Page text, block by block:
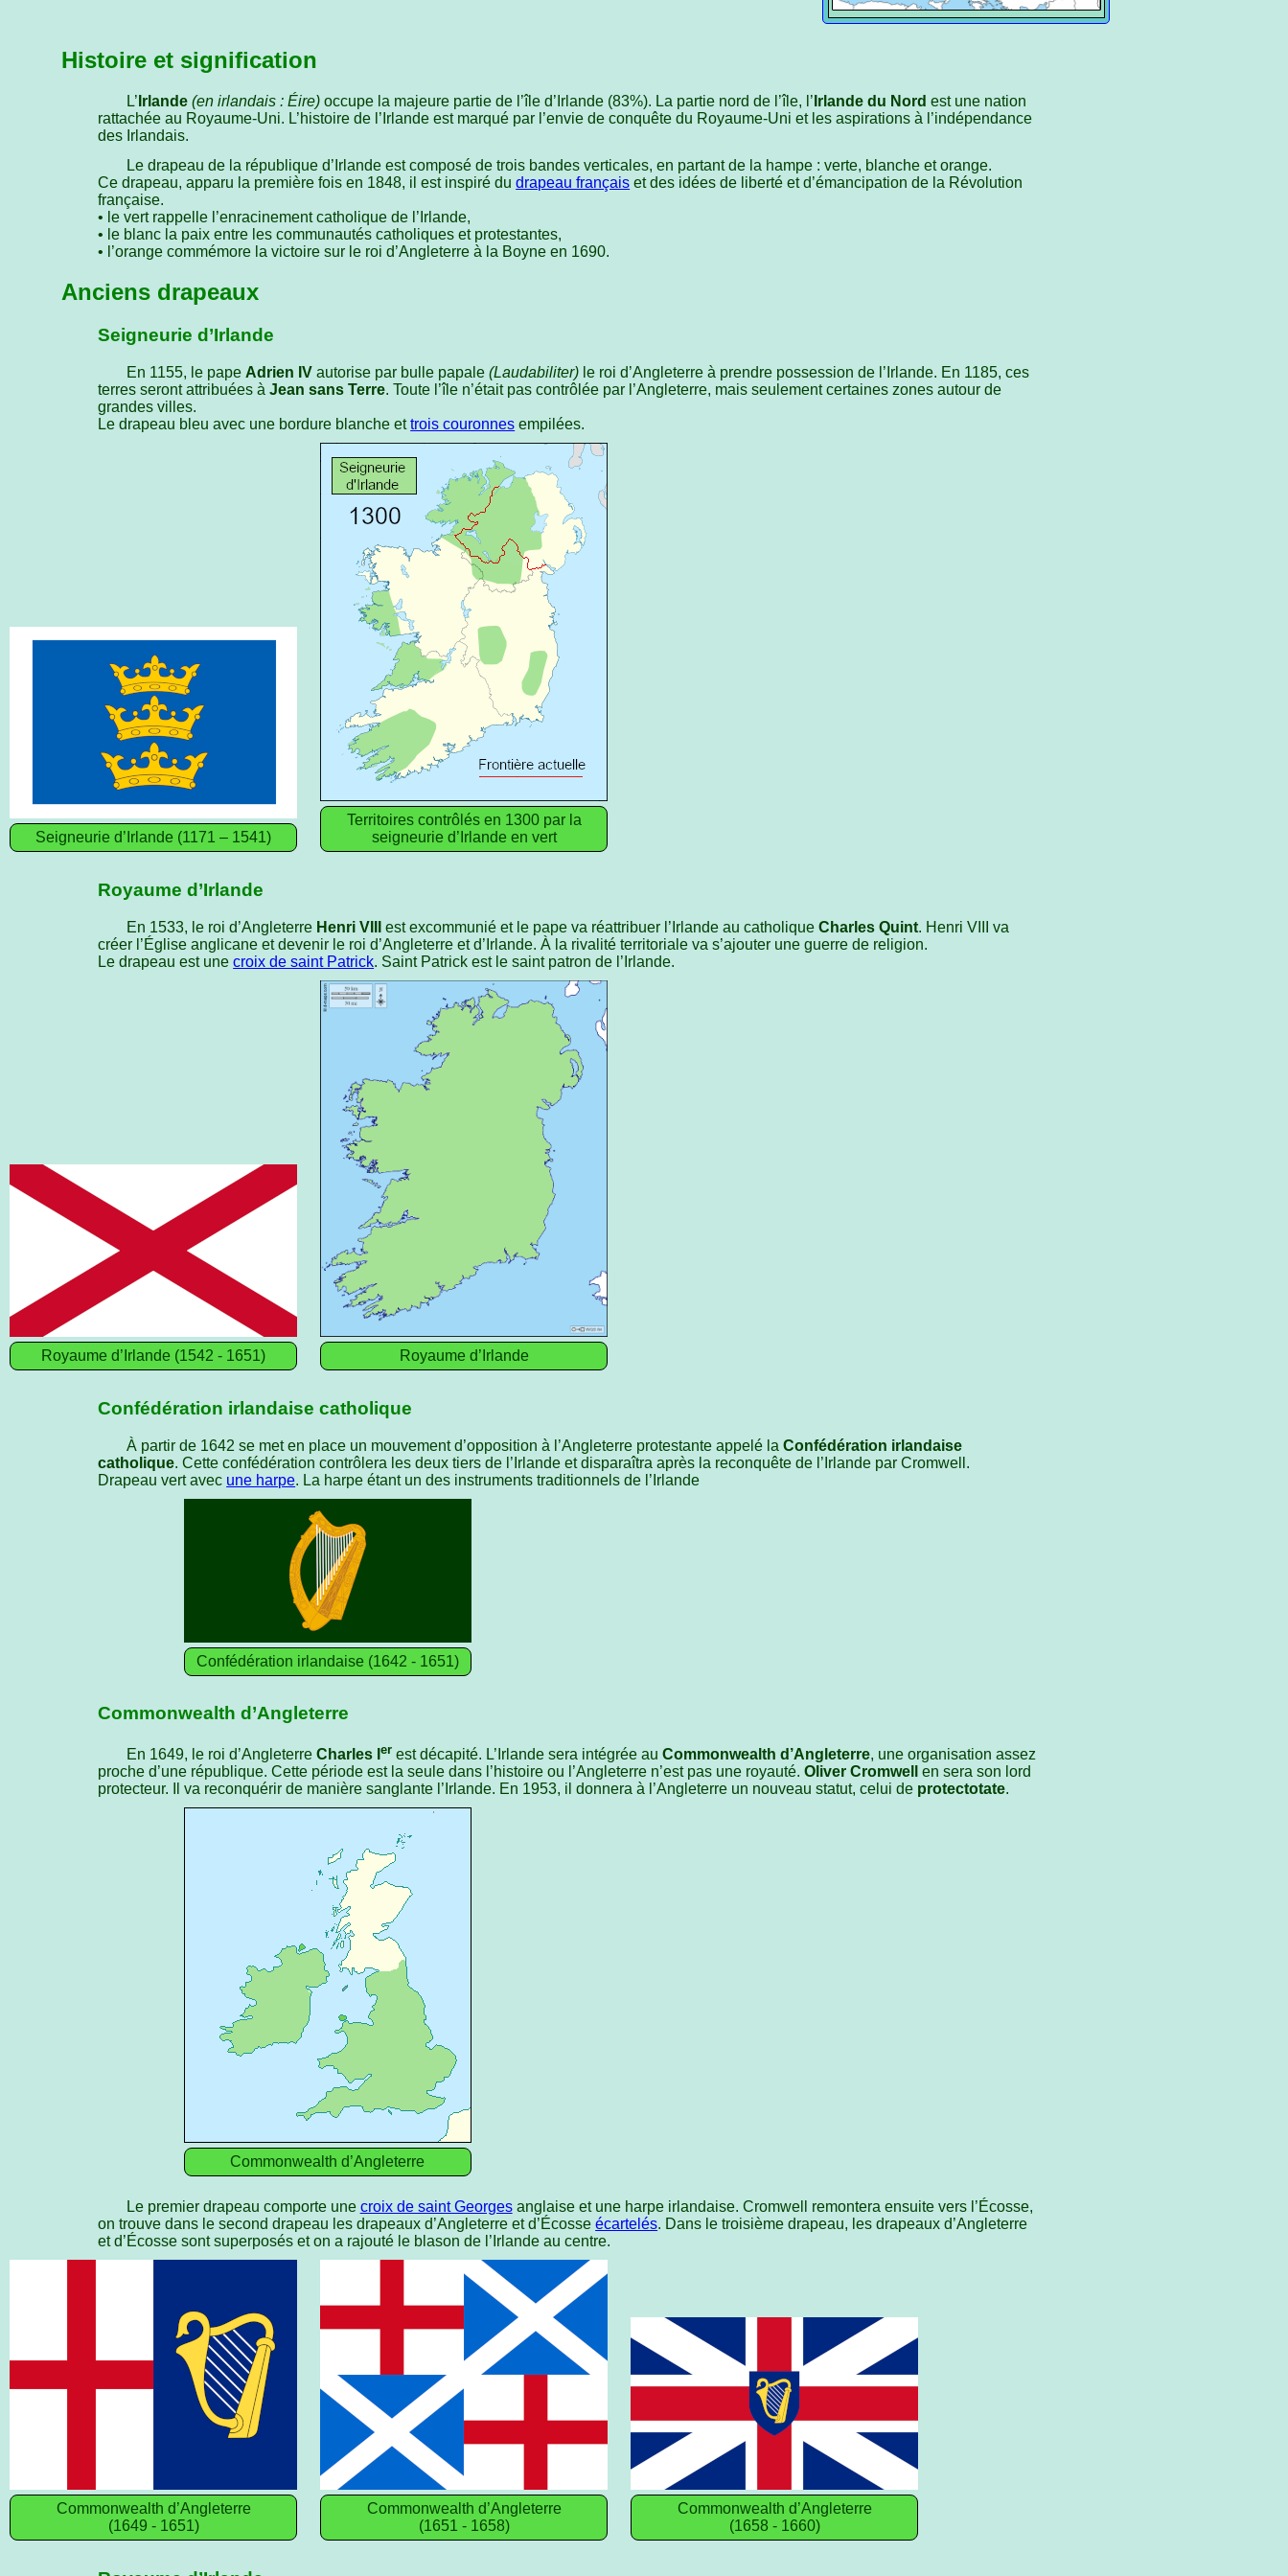
Histoire et signification
L’ Irlande (en irlandais : Éire)occupe la majeure partie de l’île d’Irlande (83%). La partie nord de l’île, l’ Irlande du Nord est une nation
rattachée au Royaume-Uni. L’histoire de l’Irlande est marqué par l’envie de conquête du Royaume-Uni et les aspirations à l’indépendance
des Irlandais.
Le drapeau de la république d’Irlande est composé de trois bandes verticales, en partant de la hampe : verte, blanche et orange.
Ce drapeau, apparu la première fois en 1848, il est inspiré dudrapeau français et des idées de liberté et d’émancipation de la Révolution
française.
• le vert rappelle l’enracinement catholique de l’Irlande,
• le blanc la paix entre les communautés catholiques et protestantes,
• l’orange commémore la victoire sur le roi d’Angleterre à la Boyne en 1690.
Anciens drapeaux
Seigneurie d’Irlande
En 1155, le pape Adrien IVautorise par bulle papale (Laudabiliter)le roi d’Angleterre à prendre possession de l’Irlande. En 1185, ces
terres seront attribuées àJean sans Terre. Toute l’île n’était pas contrôlée par l’Angleterre, mais seulement certaines zones autour de
grandes villes.
Le drapeau bleu avec une bordure blanche ettrois couronnes empilées.
Seigneurie d’Irlande (1171 – 1541)
Territoires contrôlés en 1300 par la
seigneurie d’Irlande en vert
Royaume d’Irlande
En 1533, le roi d’Angleterre Henri VIII est excommunié et le pape va réattribuer l’Irlande au catholique Charles Quint. Henri VIII va
créer l’Église anglicane et devenir le roi d’Angleterre et d’Irlande. À la rivalité territoriale va s’ajouter une guerre de religion.
Le drapeau est unecroix de saint Patrick. Saint Patrick est le saint patron de l’Irlande.
Royaume d’Irlande (1542 - 1651) Royaume d’Irlande
Confédération irlandaise catholique
À partir de 1642 se met en place un mouvement d’opposition à l’Angleterre protestante appelé la Confédération irlandaise
catholique. Cette confédération contrôlera les deux tiers de l’Irlande et disparaîtra après la reconquête de l’Irlande par Cromwell.
Drapeau vert avec une harpe. La harpe étant un des instruments traditionnels de l’Irlande
Confédération irlandaise (1642 - 1651)
Commonwealth d’Angleterre
En 1649, le roi d’Angleterre Charles I erest décapité. L’Irlande sera intégrée au Commonwealth d’Angleterre, une organisation assez
proche d’une république. Cette période est la seule dans l’histoire ou l’Angleterre n’est pas une royauté. Oliver Cromwell
en sera son lord
protecteur. Il va reconquérir de manière sanglante l’Irlande. En 1953, il donnera à l’Angleterre un nouveau statut, celui de protectotate.
Commonwealth d’Angleterre
Le premier drapeau comporte une croix de saint Georgesanglaise et une harpe irlandaise. Cromwell remontera ensuite vers l’Écosse,
on trouve dans le second drapeau les drapeaux d’Angleterre et d’Écosseécartelés. Dans le troisième drapeau, les drapeaux d’Angleterre
et d’Écosse sont superposés et on a rajouté le blason de l’Irlande au centre.
Commonwealth d’Angleterre
(1649 - 1651)
Commonwealth d’Angleterre
(1651 - 1658)
Commonwealth d’Angleterre
(1658 - 1660)